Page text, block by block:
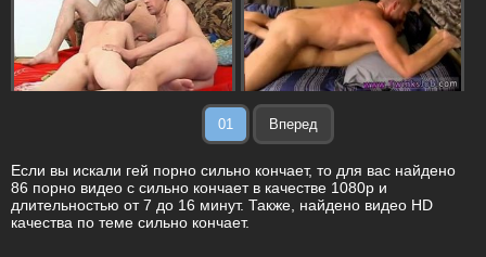
01 Вперед
Если вы искали гей порно сильно кончает, то для вас найдено
86 порно видео с сильно кончает в качестве 1080p и
длительностью от 7 до 16 минут. Также, найдено видео HD
качества по теме сильно кончает.